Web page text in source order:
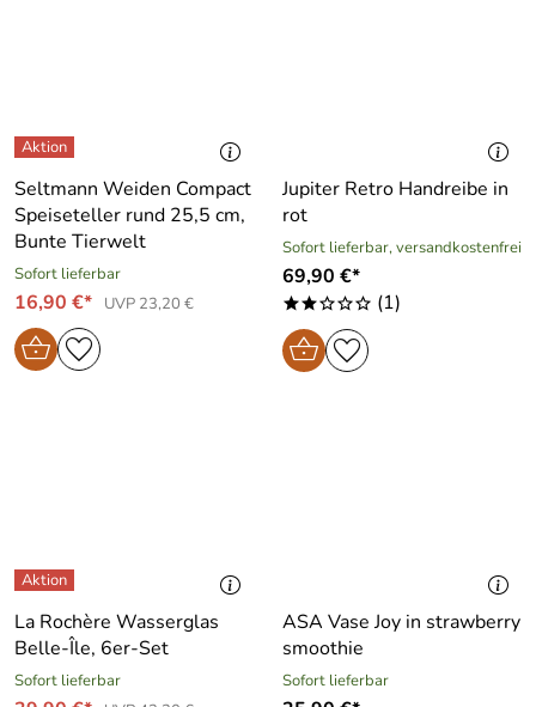
Seltmann Weiden Compact
Speiseteller rund 25,5 cm,
Bunte Tierwelt
Sofort lieferbar
16,90 €* UVP 23,20 €
Jupiter Retro Handreibe in
rot
Sofort lieferbar, versandkostenfrei
69,90 €*
**ooo (1)
La Rochère Wasserglas
Belle-Île, 6er-Set
Sofort lieferbar
ASA Vase Joy in strawberry
smoothie
Sofort lieferbar